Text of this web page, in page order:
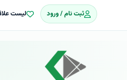
ثبت نام / ورود لیست